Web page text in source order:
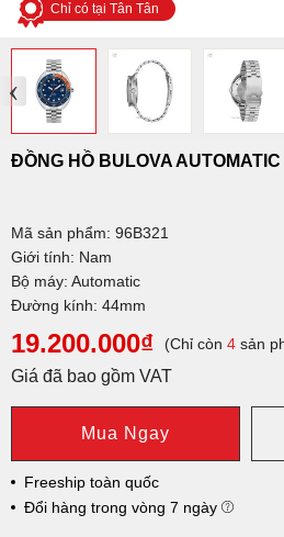
Chỉ có tại Tân Tân
‹
ĐỒNG HỒ BULOVA
Mã sản phẩm: 96B321
Giới tính: Nam
Bộ máy: Automatic
Đường kính: 44mm
19.200.000₫ (Chỉ còn 4 sản
Giá đã bao gồm VAT
Mua Ngay
Freeship toàn quốc
Đổi hàng trong vòng 7 ngày